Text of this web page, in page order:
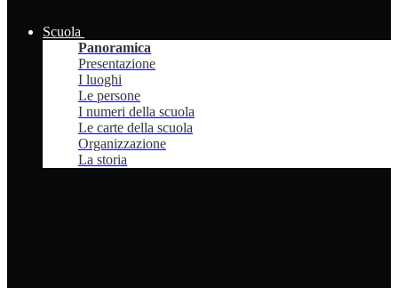
Scuola
Panoramica
Presentazione
I luoghi
Le persone
I numeri della scuola
Le carte della scuola
Organizzazione
La storia